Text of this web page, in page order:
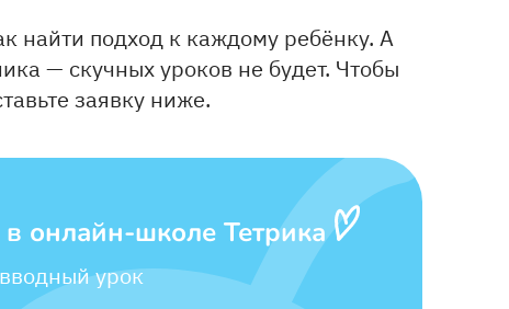
найти подход к каждому ребёнку. А
— скучных уроков не будет. Чтобы
заявку ниже.
онлайн-школе Тетрика
урок